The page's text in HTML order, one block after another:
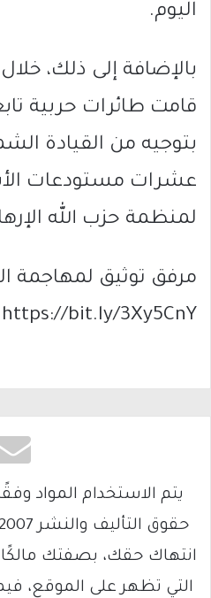
اليوم.
بالإضافة إلى ذلك،
قامت طائرات حربية
بتوجيه من القيادة
عشرات مستودعات
لمنظمة حزب الله
مرفق توثيق لمهاجمة
https://bit.ly/3Xy5CnY
انتهاك حقك، بصفتك
التي تظهر على الموقع،